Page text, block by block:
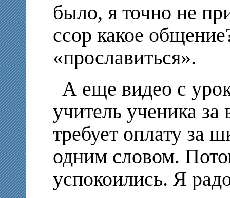
было, я точно не
ссор какое
«прославиться».
А еще видео с
учитель ученика за
требует оплату за
одним словом.
успокоились. Я